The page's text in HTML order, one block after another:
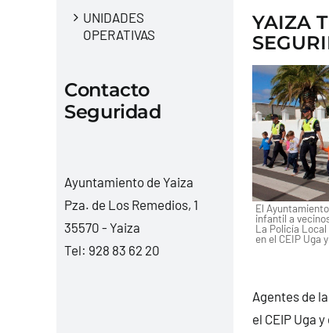
UNIDADES
OPERATIVAS
Contacto
Seguridad
Ayuntamiento de Yaiza
Pza. de Los Remedios, 1
35570 - Yaiza
Tel: 928 83 62 20
YAIZA
El
infantil a
La Policía
en el CEIP Uga
Agentes de
el CEIP Uga